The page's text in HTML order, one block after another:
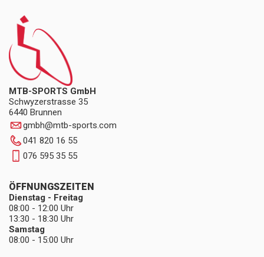
MTB-SPORTS GmbH
Schwyzerstrasse 35
6440 Brunnen
gmbh@mtb-sports.com
041 820 16 55
076 595 35 55
ÖFFNUNGSZEITEN
Dienstag - Freitag
08:00 - 12:00 Uhr
13:30 - 18:30 Uhr
Samstag
08:00 - 15:00 Uhr